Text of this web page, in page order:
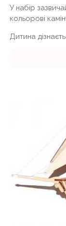
У набір
кольорові
Дитина